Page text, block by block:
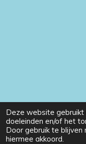
Deze website gebruikt
doeleinden en/of het
Door gebruik te blijven
hiermee akkoord.